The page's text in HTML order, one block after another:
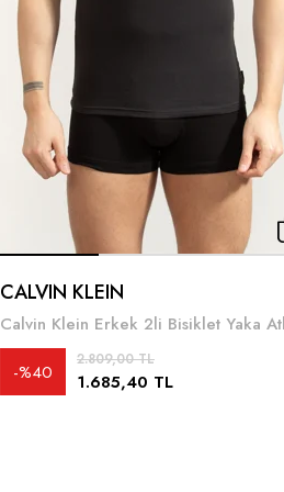
CALVIN KLEIN
Calvin Klein Erkek 2li Bisiklet Yaka
1.685,40 TL
2.809,00 TL
%40